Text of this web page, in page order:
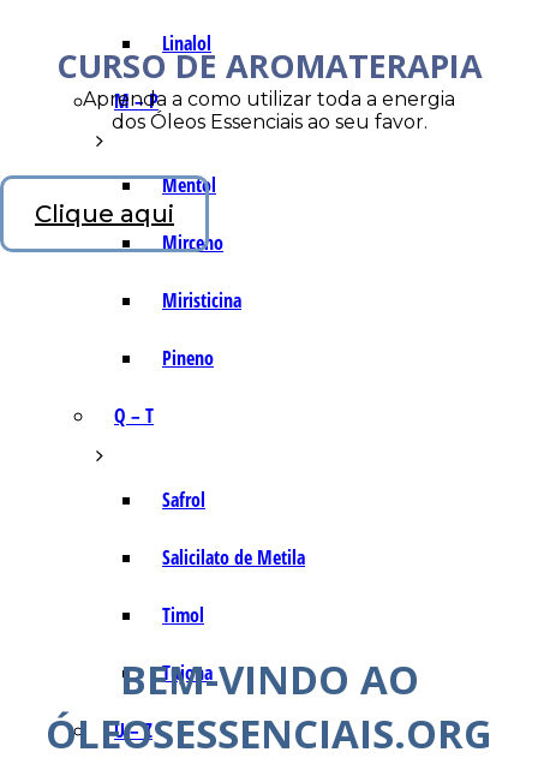
Linalol
M – P
Mentol
Mirceno
Miristicina
Pineno
Q – T
Safrol
Salicilato de Metila
Timol
Tujona
U – Z
CURSO DE AROMATERAPIA
Aprenda a como utilizar toda a energia
dos Óleos Essenciais ao seu favor.
Clique aqui
BEM-VINDO AO
ÓLEOSESSENCIAIS.ORG